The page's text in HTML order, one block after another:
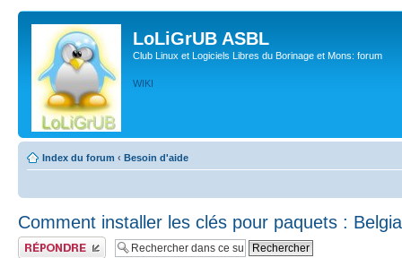
LoLiGrUB ASBL
Club Linux et Logiciels Libres du Borinage et Mons: forum
WIKI
Index du forum ‹ Besoin d'aide
Comment installer les clés pour paquets :
Publier une réponse